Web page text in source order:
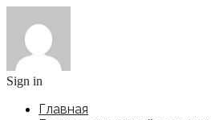
Sign in
Главная